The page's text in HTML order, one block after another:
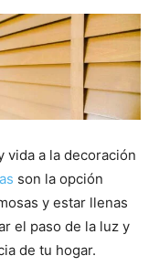
vida a la decoración
son la opción
y estar llenas
el paso de la luz y
de tu hogar.